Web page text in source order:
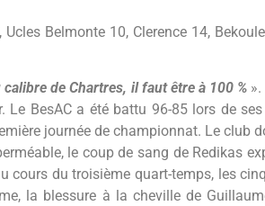
Belmonte 10, Clerence 14,
de Chartres, il faut être à 100 %».
Le BesAC a été battu 96-85 lors de
journée de championnat. Le club
le coup de sang de Redikas
cours du troisième quart-temps, les
la blessure à la cheville de